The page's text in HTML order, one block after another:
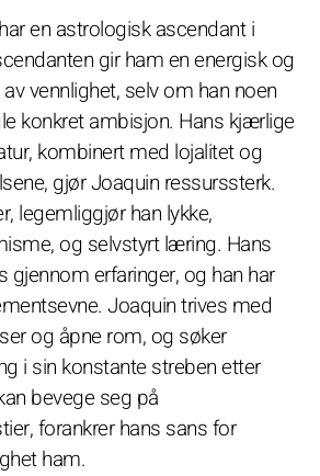
en astrologisk ascendant i
gir ham en energisk og
vennlighet, selv om han noen
konkret ambisjon. Hans kjærlige
kombinert med lojalitet og
gjør Joaquin ressurssterk.
legemliggjør han lykke,
og selvstyrt læring. Hans
gjennom erfaringer, og han har
Joaquin trives med
og åpne rom, og søker
i sin konstante streben etter
bevege seg på
forankrer hans sans for
ham.